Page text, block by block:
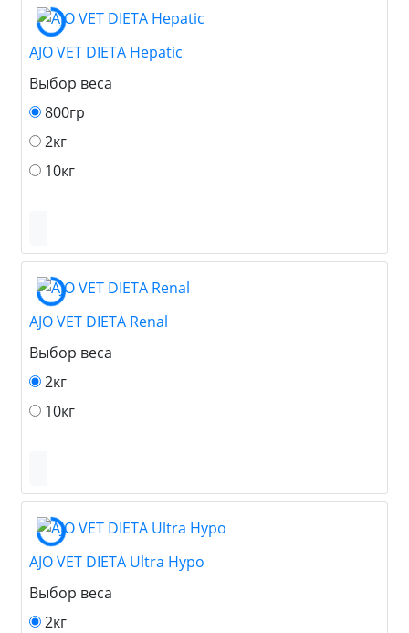
AJO VET DIETA Hepatic
Выбор веса
800гр
2кг
10кг
AJO VET DIETA Renal
Выбор веса
2кг
10кг
AJO VET DIETA Ultra Hypo
Выбор веса
2кг